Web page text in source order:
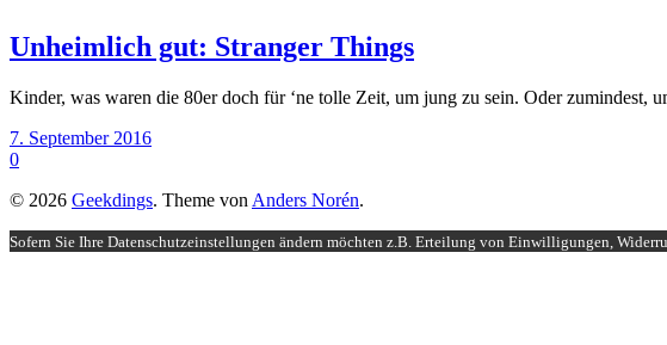
Unheimlich gut: Stranger Things
Kinder, was waren die 80er doch für ‘ne tolle Zeit, um jung zu sein. Oder zumindest,
7. September 2016
0
© 2026 Geekdings. Theme von Anders Norén.
Sofern Sie Ihre Datenschutzeinstellungen ändern möchten z.B. Erteilung von Einwilligungen,